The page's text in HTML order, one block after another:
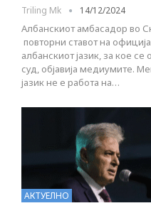
Triling Mk 14/12/2024
Албанскиот амбасадор во
повторни ставот на
албанскиот јазик, за кое
суд, објавија медиумите.
јазик не е работа на…
АКТУЕЛНО